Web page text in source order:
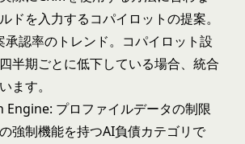
ドを入力するコパイロットの提案。
承認率のトレンド。コパイロット設
半期ごとに低下している場合、統合
ます。
プロファイルデータの制限
強制機能を持つAI負債カテゴリで